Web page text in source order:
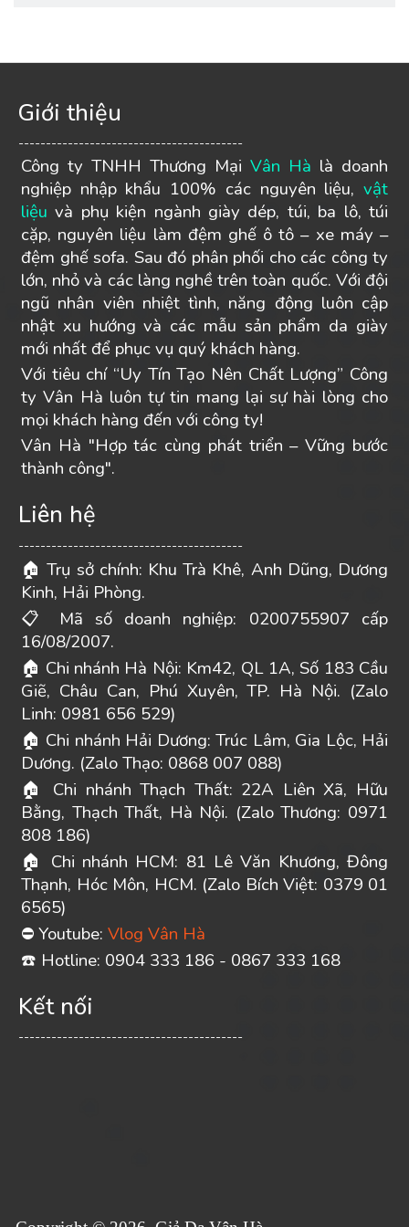
Giới thiệu
-----------------------------------------
Công ty TNHH Thương Mại Vân Hà là doanh
nghiệp nhập khẩu 100% các nguyên liệu, vật
liệu và phụ kiện ngành giày dép, túi, ba lô, túi
cặp, nguyên liệu làm đệm ghế ô tô – xe máy –
đệm ghế sofa. Sau đó phân phối cho các công ty
lớn, nhỏ và các làng nghề trên toàn quốc. Với đội
ngũ nhân viên nhiệt tình, năng động luôn cập
nhật xu hướng và các mẫu sản phẩm da giày
mới nhất để phục vụ quý khách hàng.
Với tiêu chí “Uy Tín Tạo Nên Chất Lượng” Công
ty Vân Hà luôn tự tin mang lại sự hài lòng cho
mọi khách hàng đến với công ty!
Vân Hà "Hợp tác cùng phát triển – Vững bước
thành công".
Liên hệ
-----------------------------------------
🏠 Trụ sở chính: Khu Trà Khê, Anh Dũng, Dương
Kinh, Hải Phòng.
📋
Mã số doanh nghiệp: 0200755907 cấp
16/08/2007.
🏠 Chi nhánh Hà Nội: Km42, QL 1A, Số 183 Cầu
Giẽ, Châu Can, Phú Xuyên, TP. Hà Nội. (Zalo
Linh: 0981 656 529)
🏠 Chi nhánh Hải Dương: Trúc Lâm, Gia Lộc, Hải
Dương. (Zalo Thạo: 0868 007 088)
🏠 Chi nhánh Thạch Thất: 22A Liên Xã, Hữu
Bằng, Thạch Thất, Hà Nội. (Zalo Thương: 0971
808 186)
🏠
Chi nhánh HCM: 81 Lê Văn Khương, Đông
Thạnh, Hóc Môn, HCM. (Zalo Bích Việt: 0379 01
6565)
⛔ Youtube: Vlog Vân Hà
☎ ️ Hotline: 0904 333 186 - 0867 333 168
Kết nối
-----------------------------------------